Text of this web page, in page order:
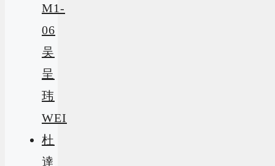
M1-
06
吴
呈
玮
WEI
杜
達